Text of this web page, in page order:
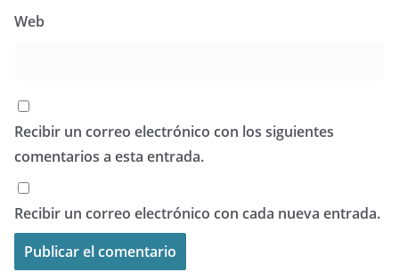
Web
Recibir un correo electrónico con los siguientes
comentarios a esta entrada.
Recibir un correo electrónico con cada nueva entrada.